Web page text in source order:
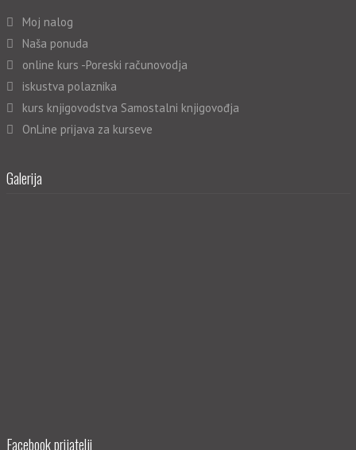
Moj nalog
Naša ponuda
online kurs -Poreski računovodja
iskustva polaznika
kurs knjigovodstva Samostalni knjigovođja
OnLine prijava za kurseve
Galerija
Facebook prijatelji